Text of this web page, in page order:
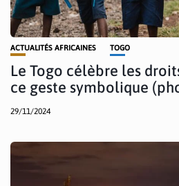
ACTUALITÉS AFRICAINES TOGO
Le Togo célèbre les
ce geste symbolique
29/11/2024